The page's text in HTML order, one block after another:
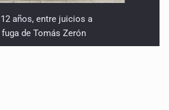
años, entre juicios a
de Tomás Zerón